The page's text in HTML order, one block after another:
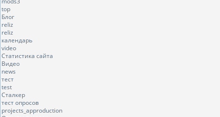
top
Блог
reliz
reliz
календарь
video
Статистика сайта
Видео
news
тест
test
Сталкер
тест опросов
projects_approduction